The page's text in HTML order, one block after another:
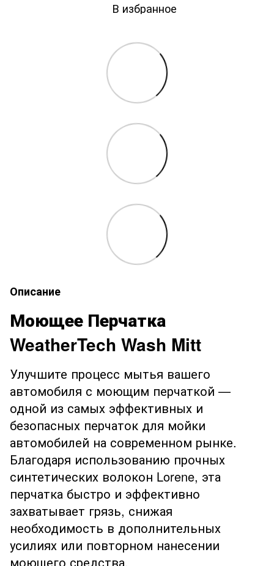
В избранное
Описание
Моющее Перчатка
WeatherTech Wash Mitt
Улучшите процесс мытья вашего
автомобиля с моющим перчаткой —
одной из самых эффективных и
безопасных перчаток для мойки
автомобилей на современном рынке.
Благодаря использованию прочных
синтетических волокон Lorene, эта
перчатка быстро и эффективно
захватывает грязь, снижая
необходимость в дополнительных
усилиях или повторном нанесении
моющего средства.